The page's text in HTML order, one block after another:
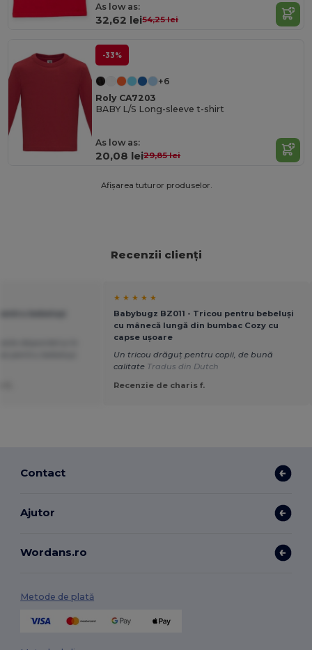
As low as:
32,62 lei54,25 lei
-33%
+6
Roly CA7203
BABY L/S Long-sleeve t-shirt
As low as:
20,08 lei29,85 lei
Afișarea tuturor produselor.
Recenzii clienți
★ ★ ★ ★ ★
Babybugz BZ011 - Tricou pentru bebeluși
cu mânecă lungă din bumbac Cozy cu
capse ușoare
Un tricou drăguț pentru copii, de bună
calitate Tradus din Dutch
Recenzie de charis f.
Contact
Ajutor
Wordans.ro
Metode de plată